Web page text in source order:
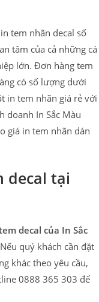
tem nhãn decal số
tâm của cả những cá
lớn. Đơn hàng tem
có số lượng dưới
in tem nhãn giá rẻ với
doanh In Sắc Màu
giá in tem nhãn dán
decal tại
decal của In Sắc
quý khách cần đặt
khác theo yêu cầu,
0888 365 303 để